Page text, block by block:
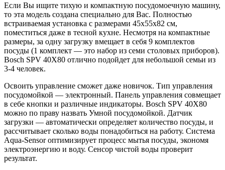
Если Вы ищите тихую и компактную посудомоечную машину,
то эта модель создана специально для Вас. Полностью
встраиваемая установка с размерами 45x55x82 см,
поместиться даже в тесной кухне. Несмотря на компактные
размеры, за одну загрузку вмещает в себя 9 комплектов
посуды (1 комплект — это набор из семи столовых приборов).
Bosch SPV 40X80 отлично подойдет для небольшой семьи из
3-4 человек.
Освоить управление сможет даже новичок. Тип управления
посудомойкой — электронный. Панель управления совмещает
в себе кнопки и различные индикаторы. Bosch SPV 40X80
можно по праву назвать Умной посудомойкой. Датчик
загрузки — автоматически определяет количество посуды, и
рассчитывает сколько воды понадобиться на работу. Система
Aqua-Sensor оптимизирует процесс мытья посуды, экономя
электроэнергию и воду. Сенсор чистой воды проверит
результат.